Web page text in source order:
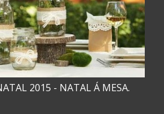
2015 - NATAL Á MESA.